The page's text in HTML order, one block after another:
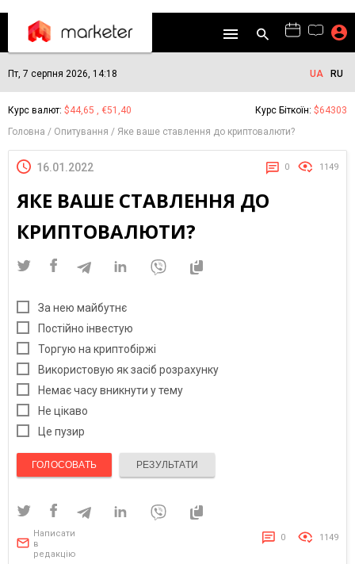
Пт, 7 серпня 2026, 14:18 UA RU
Курс валют: $44,65 , €51,40 Курс Біткоїн: $64303
Головна
Опитування Яке ваше ставлення до криптовалюти?
16.01.2022 0 1149
ЯКЕ ВАШЕ СТАВЛЕННЯ ДО
КРИПТОВАЛЮТИ?
За нею майбутнє
Постійно інвестую
Торгую на криптобіржі
Використовую як засіб розрахунку
Немає часу вникнути у тему
Не цікаво
Це пузир
ГОЛОСОВАТЬ РЕЗУЛЬТАТИ
Написати
в
редакцію
0 1149